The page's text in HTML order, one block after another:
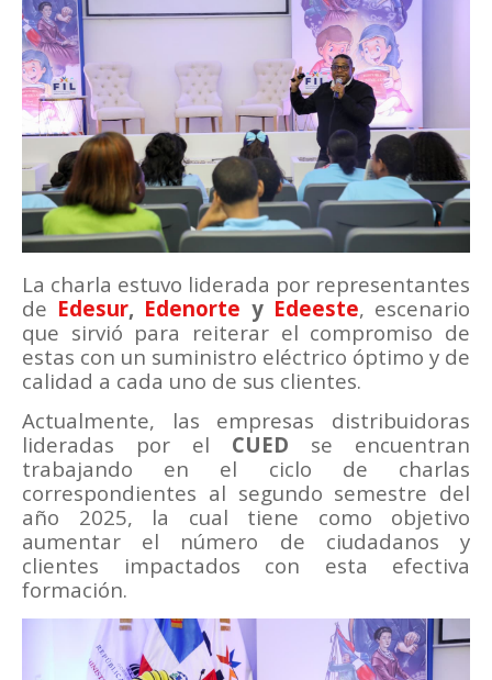
La charla estuvo liderada por representantes
de Edesur, Edenorte y Edeeste, escenario
que sirvió para reiterar el compromiso de
estas con un suministro eléctrico óptimo y de
calidad a cada uno de sus clientes.
Actualmente, las empresas distribuidoras
lideradas por el CUED se encuentran
trabajando en el ciclo de charlas
correspondientes al segundo semestre del
año 2025, la cual tiene como objetivo
aumentar el número de ciudadanos y
clientes impactados con esta efectiva
formación.